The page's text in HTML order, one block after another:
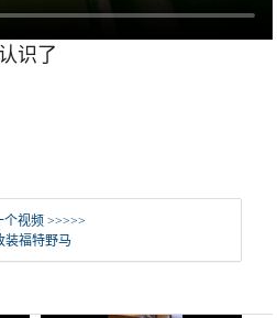
识了
个视频 >>>>>
装福特野马